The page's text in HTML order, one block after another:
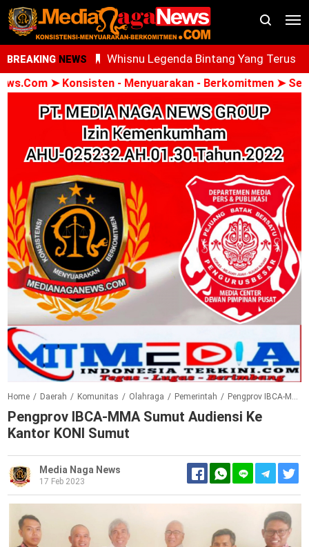
BREAKING NEWS
Whisnu Legenda Bintang Yang Terus
Cemerlang
Oknum PPPK Terkait Dugaan
Anak Magang Di Kantor Kemenhaj
Kini Diperiksa Di Kanwil Kemenhaj
Sumut
➤ Konsisten - Menyuarakan - Berkomitmen ➤
Home / Daerah / Komunitas / Olahraga / Pemerintah / Pengprov IBCA-MMA Sumut Audiensi ke Kantor KONI Sumut
Pengprov IBCA-MMA Sumut Audiensi Ke
Kantor KONI Sumut
Media Naga News
17 Feb 2023